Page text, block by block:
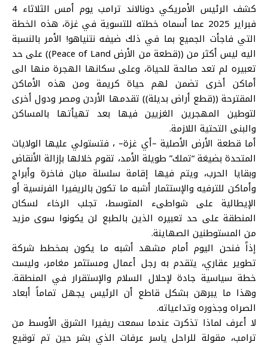
كشف الرئيس الأمريكي دونالاند ترامب يوم أمس الثلاثاء 4
فبراير 2025 عما أسماه خطته للتسوية في غزة، هذه الخطة
التي فاجأت الجميع بما في ذلك ضيفه نتنياهو! الأمر بالنسبة
اليه ليس أكثر من ((قطعة من الأرض Peace of Land)) على حد
تعبيره لم تعد صالحة للحياة، وعلى سكانها الهجرة منها الى
أماكن أخرى تضمن لهم حياة كريمة ومن هذه الأماكن
المقترحة ((قطع أراض بديلة)) تقدمها الأردن ومصر ودول أخرى
لتوطين المهجرين الغزيين فيها بعد تهيأتها بالمساكن
والبنى التحتية اللازمة.
أما قطعة الأرض الأصلية –أي غزة– ، فتستولي عليها الولايات
المتحدة بضيغة “تملك” طويلة الأمد، تقوم خلالها بإزالة الأنقاض
وبقايا الحرب، ويتم فيها إقامة سلسلة مبان فاخرة وأبراج
وأماكن للترفيه والإستثمار أشبه ما تكون بالريفيرا الفرنسية أو
الإيطالية على شواطىء المتوسط، تجلب الرخاء لسكان
المنطقة على حد تعبيره الذين بالطبع لن يكونوا سوى مزيد
من المستوطنين الصهاينة.
إذا فنحن اليوم أمام مشهد أشبه ما يكون بمخطط شركة
تطوير عقاري، يتقدم به رجل أعمال ومستثمر مغامر، وليست
خطة سياسية جادة لإحلال السلام والإستقرار في المنطقة.
وهذا ما يبرهن بشكل قاطع أن الرئيس يجهل تماماً أبعاد
الصراه وجذوره وتداعياته.
لا أعرف لماذا تذكرت عندما سمعت ريفيرا الشرق الأوسط من
ترامب، مقولة للراحل ياسر عرفات الذي بشر حين تم توقيع